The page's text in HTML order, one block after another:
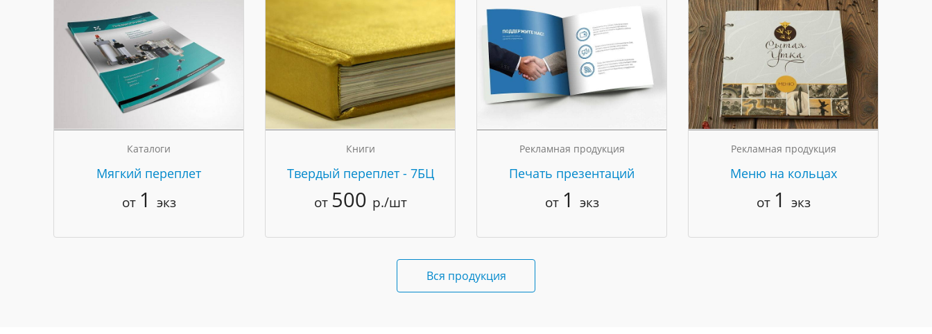
Каталоги
Мягкий переплет
от 1 экз
Книги
Твердый переплет - 7БЦ
от 500 р./шт
Рекламная продукция
Печать презентаций
от 1 экз
Рекламная продукция
Меню на кольцах
от 1 экз
Вся продукция